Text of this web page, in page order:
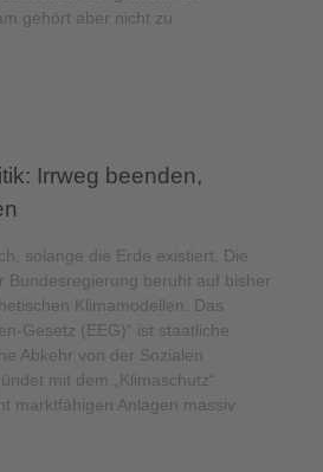
gehört aber nicht zu
Irrweg beenden,
solange die Erde existiert. Die
Bundesregierung beruht auf bisher
Klimamodellen. Das
Gesetz (EEG)“ ist staatliche
Abkehr von der Sozialen
mit dem „Klimaschutz“
marktfähigen Anlagen massiv